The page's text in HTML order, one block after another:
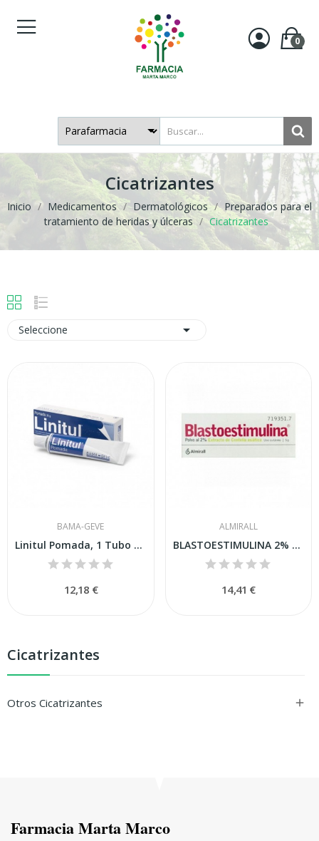
0
Cicatrizantes
Inicio Medicamentos Dermatológicos
Preparados para el
tratamiento de heridas y úlceras
Cicatrizantes
Cicatrizantes
Otros Cicatrizantes 
Seleccione 
BAMA-GEVE
Linitul Pomada, 1 Tubo de 30 G
12,18 €
ALMIRALL
BLASTOESTIMULINA 2% POLVO CUTANEO, 1 frasco de 5 g
14,41 €
Farmacia Marta Marco